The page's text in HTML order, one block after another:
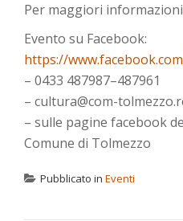
Per maggiori
Evento su Facebook:
https://
– 0433 487987–487961
– cultura@com-
– sulle pagine facebook
Comune di Tolmezzo
Pubblicato in Eventi